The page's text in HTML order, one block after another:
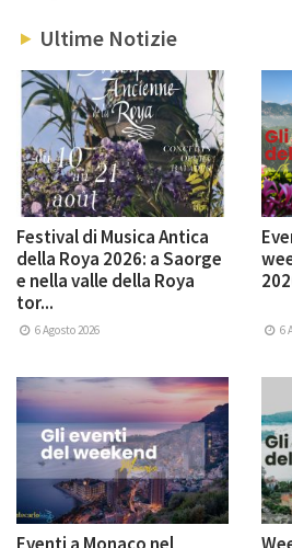
Ultime Notizie
Festival di Musica Antica
della Roya 2026: a Saorge
e nella valle della Roya
tor...
6 Agosto 2026 6